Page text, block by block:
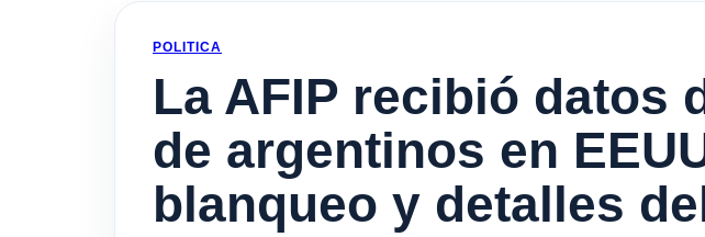
POLITICA
La AFIP recibió datos
de argentinos en
blanqueo y detalles